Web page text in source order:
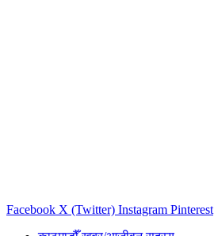
Facebook X (Twitter) Instagram Pinterest